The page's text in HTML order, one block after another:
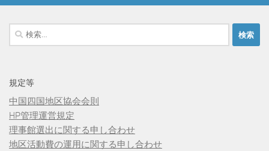
検
索:
規定等
中国四国地区協会会則
HP管理運営規定
理事館選出に関する申し合わせ
地区活動費の運用に関する申し合わせ